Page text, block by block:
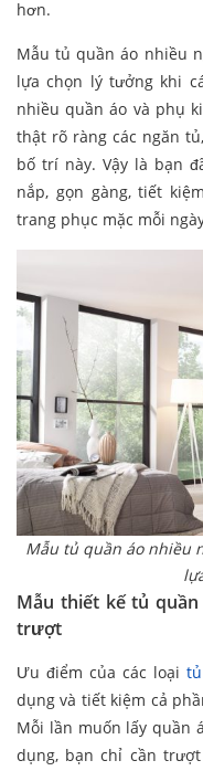
hơn.
Mẫu tủ quần áo nhiều
lựa chọn lý tưởng khi
nhiều quần áo và phụ
thật rõ ràng các ngăn
bố trí này. Vậy là bạn
nắp, gọn gàng, tiết
trang phục mặc mỗi
Mẫu tủ quần áo nhiều
Mẫu thiết kế tủ
trượt
Ưu điểm của các loại
dụng và tiết kiệm cả
Mỗi lần muốn lấy quần
dụng, bạn chỉ cần